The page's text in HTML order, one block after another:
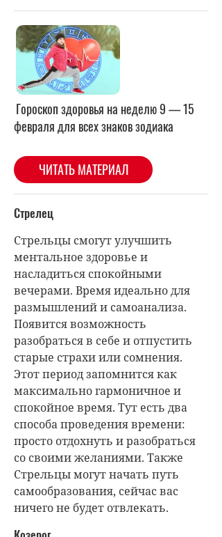
Гороскоп здоровья на неделю 9 — 15
февраля для всех знаков зодиака
ЧИТАТЬ МАТЕРИАЛ
Стрелец
Стрельцы смогут улучшить
ментальное здоровье и
насладиться спокойными
вечерами. Время идеально для
размышлений и самоанализа.
Появится возможность
разобраться в себе и отпустить
старые страхи или сомнения.
Этот период запомнится как
максимально гармоничное и
спокойное время. Тут есть два
способа проведения времени:
просто отдохнуть и разобраться
со своими желаниями. Также
Стрельцы могут начать путь
самообразования, сейчас вас
ничего не будет отвлекать.